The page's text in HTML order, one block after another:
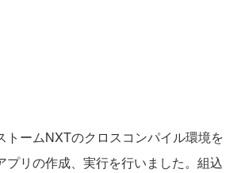
ームNXTのクロスコンパイル環境を
プリの作成、実行を行いました。組込